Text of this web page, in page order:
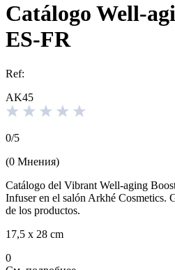
Catálogo Well-
ES-FR
Ref:
AK45
0/5
(0 Мнения)
Catálogo del Vibrant Well-aging
Infuser en el salón Arkhé Cosmetics.
de los productos.
17,5 x 28 cm
0